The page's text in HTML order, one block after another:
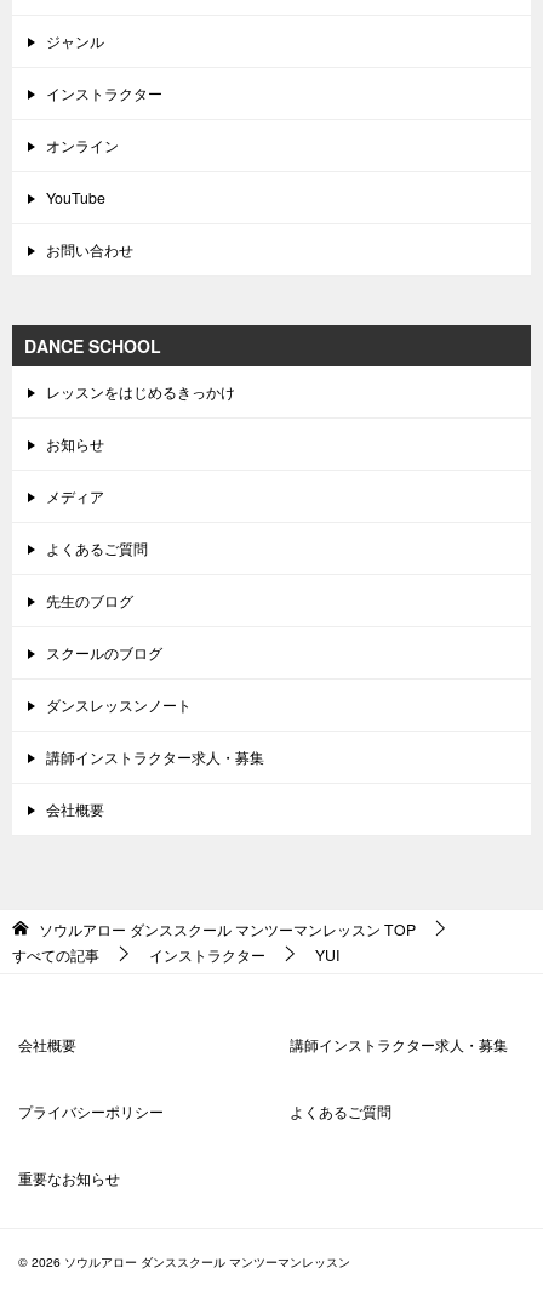
ジャンル
インストラクター
オンライン
YouTube
お問い合わせ
DANCE SCHOOL
レッスンをはじめるきっかけ
お知らせ
メディア
よくあるご質問
先生のブログ
スクールのブログ
ダンスレッスンノート
講師インストラクター求人・募集
会社概要
ソウルアロー ダンススクール マンツーマンレッスン TOP
すべての記事
インストラクター YUI
会社概要 講師インストラクター求人・募集
プライバシーポリシー よくあるご質問
重要なお知らせ
© 2026 ソウルアロー ダンススクール マンツーマンレッスン